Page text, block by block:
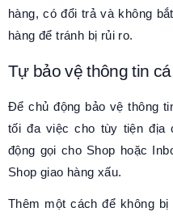
hàng, có đổi trả và không
hàng để tránh bị rủi ro.
Tự bảo vệ thông tin
Để chủ động bảo vệ thông
tối đa việc cho tùy tiện địa
động gọi cho Shop hoặc
Shop giao hàng xấu.
Thêm một cách để không